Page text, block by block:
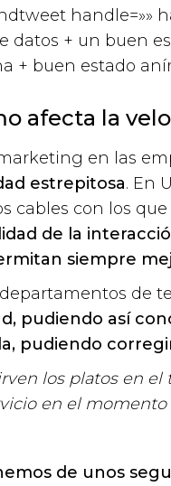
handle=»»
datos + un buen
+ buen estado
afecta la
en las
estrepitosa. En
cables con los
de la
siempre
de
pudiendo así
pudiendo
los platos en
en el momento
de unos